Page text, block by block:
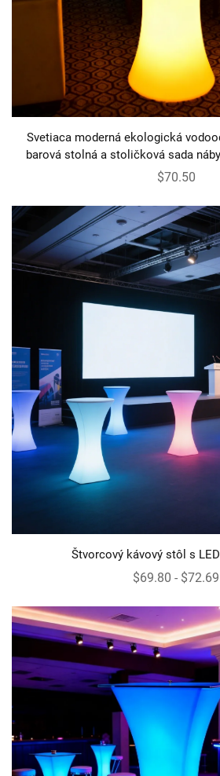
Svetiaca moderná ekologická
barová stolná a stoličková sada
$70.50
Štvorcový kávový stôl s
$69.80 - $72.69